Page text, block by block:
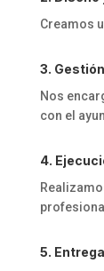
Creamos
3.
Nos
con el
4.
5. Entrega